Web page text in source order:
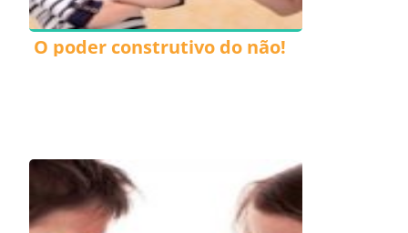
O poder construtivo do não!